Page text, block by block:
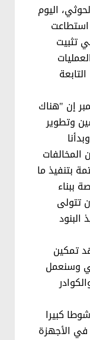
اليوم
استطاعت
تثبيت
لصحيفة 26 سبتمبر إن "هناك
وتطوير
بتنفيذ ما
ببناء
تتولى
تمكين
وسنعمل
كبيرا
الأجهزة